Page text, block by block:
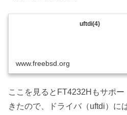
uftdi(4)
www.freebsd.org
ここを見るとFT4232Hもサポ
きたので、ドライバ（uftdi）に